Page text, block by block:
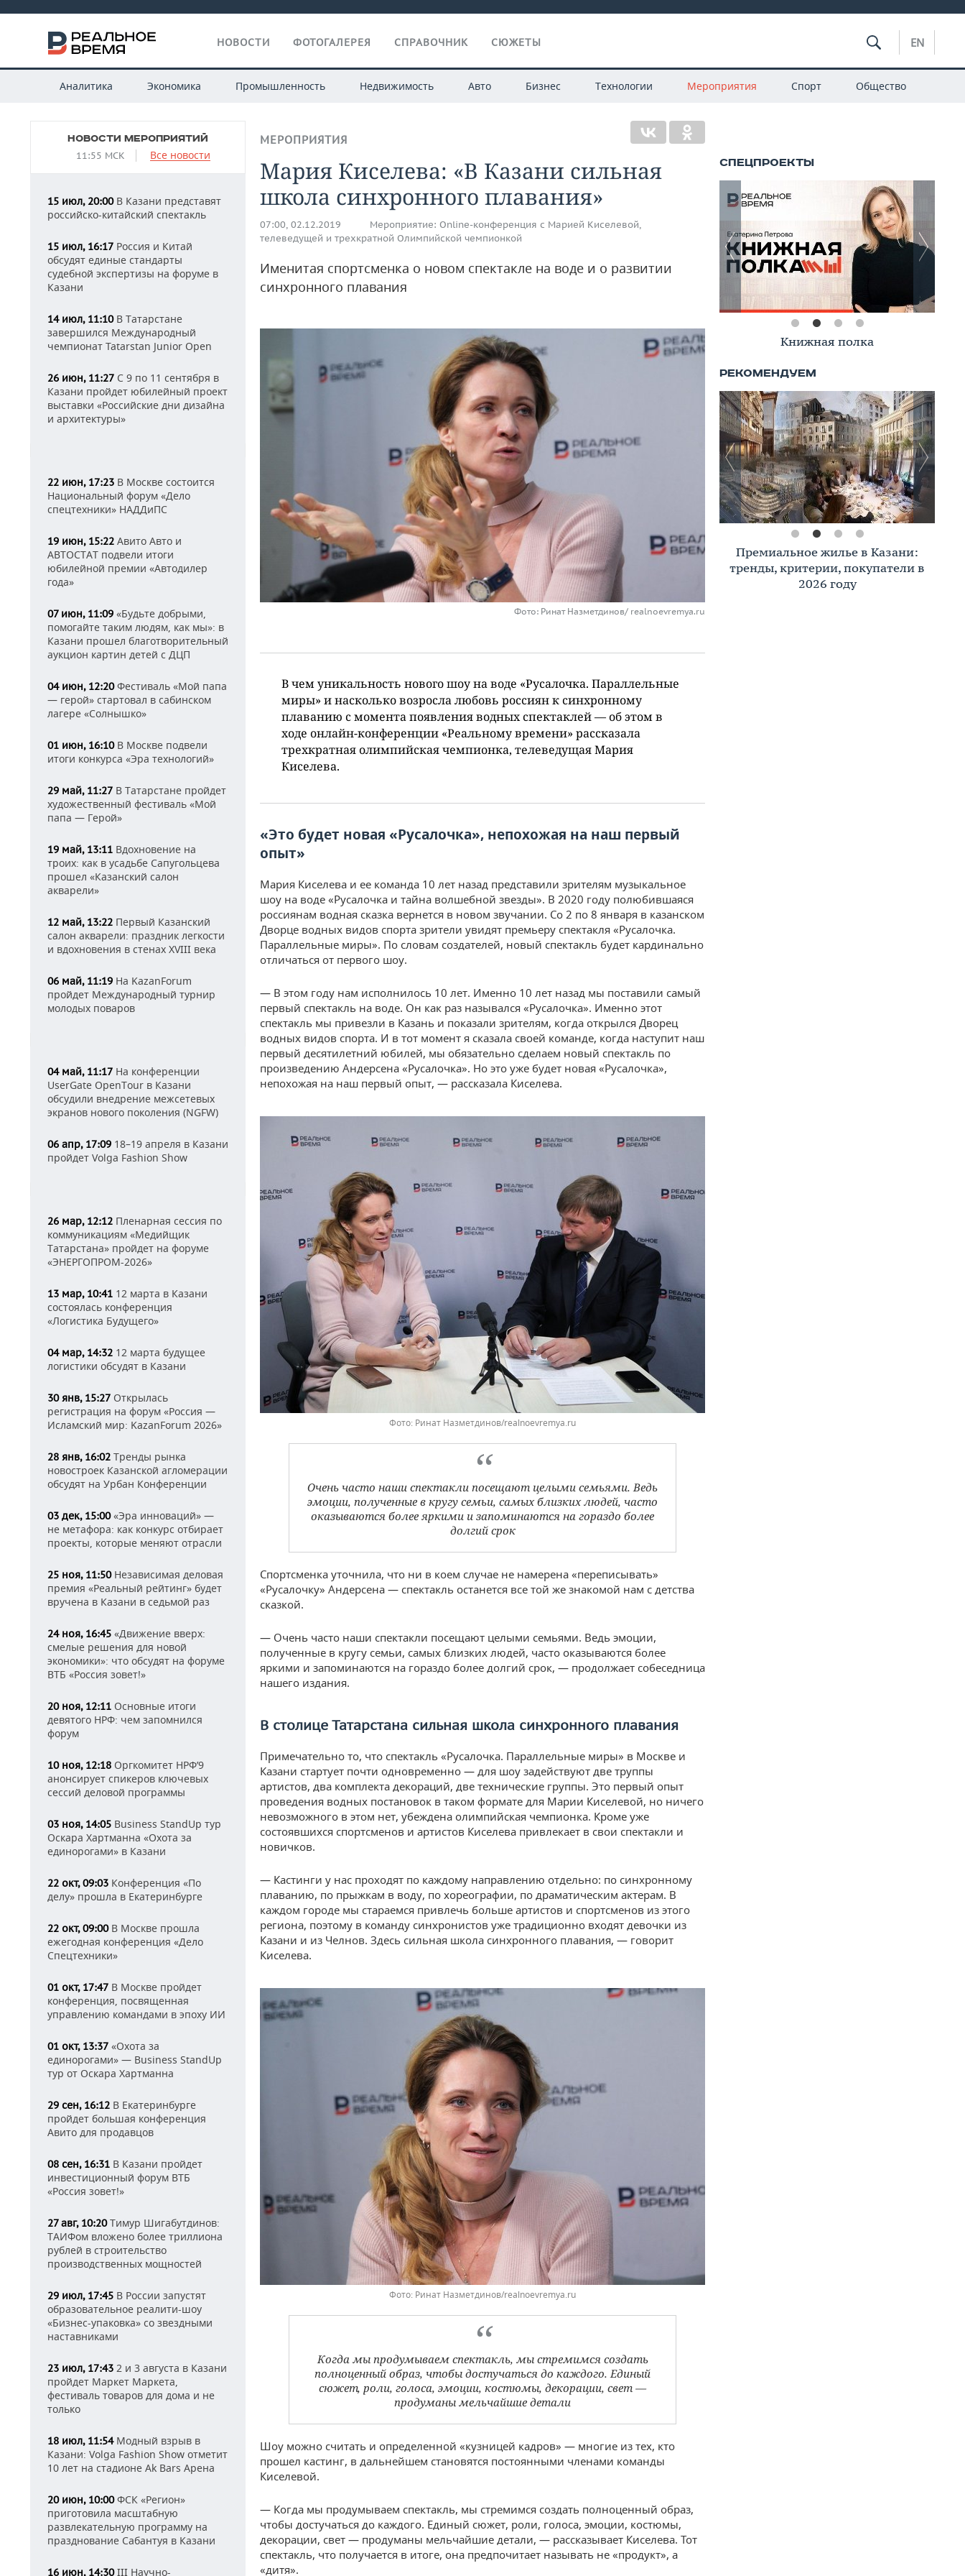
НОВОСТИ ФОТОГАЛЕРЕЯ СПРАВОЧНИК СЮЖЕТЫ EN
Аналитика Экономика Промышленность Недвижимость Авто Бизнес Технологии Мероприятия Спорт Общество
НОВОСТИ МЕРОПРИЯТИЙ
11:55 МСК Все новости
15 июл, 20:00В Казани представят
российско-китайский спектакль
15 июл, 16:17 Россия и Китай
обсудят единые стандарты
судебной экспертизы на форуме в
Казани
14 июл, 11:10В Татарстане
завершился Международный
чемпионат Tatarstan Junior Open
26 июн, 11:27 С 9 по 11 сентября в
Казани пройдет юбилейный проект
выставки «Российские дни дизайна
и архитектуры»
22 июн, 17:23 В Москве состоится
Национальный форум «Дело
спецтехники» НАДДиПС
19 июн, 15:22 Авито Авто и
АВТОСТАТ подвели итоги
юбилейной премии «Автодилер
года»
07 июн, 11:09 «Будьте добрыми,
помогайте таким людям, как мы»: в
Казани прошел благотворительный
аукцион картин детей с ДЦП
04 июн, 12:20Фестиваль «Мой папа
— герой» стартовал в сабинском
лагере «Солнышко»
01 июн, 16:10В Москве подвели
итоги конкурса «Эра технологий»
29 май, 11:27 В Татарстане пройдет
художественный фестиваль «Мой
папа — Герой»
19 май, 13:11 Вдохновение на
троих: как в усадьбе Сапугольцева
прошел «Казанский салон
акварели»
12 май, 13:22 Первый Казанский
салон акварели: праздник легкости
и вдохновения в стенах XVIII века
06 май, 11:19 На KazanForum
пройдет Международный турнир
молодых поваров
04 май, 11:17 На конференции
UserGate OpenTour в Казани
обсудили внедрение межсетевых
экранов нового поколения (NGFW)
06 апр, 17:09 18–19 апреля в Казани
пройдет Volga Fashion Show
26 мар, 12:12 Пленарная сессия по
коммуникациям «Медийщик
Татарстана» пройдет на форуме
«ЭНЕРГОПРОМ-2026»
13 мар, 10:41 12 марта в Казани
состоялась конференция
«Логистика Будущего»
04 мар, 14:32 12 марта будущее
логистики обсудят в Казани
30 янв, 15:27 Открылась
регистрация на форум «Россия —
Исламский мир: KazanForum 2026»
28 янв, 16:02 Тренды рынка
новостроек Казанской агломерации
обсудят на Урбан Конференции
03 дек, 15:00«Эра инноваций» —
не метафора: как конкурс отбирает
проекты, которые меняют отрасли
25 ноя, 11:50Независимая деловая
премия «Реальный рейтинг» будет
вручена в Казани в седьмой раз
24 ноя, 16:45 «Движение вверх:
смелые решения для новой
экономики»: что обсудят на форуме
ВТБ «Россия зовет!»
20 ноя, 12:11 Основные итоги
девятого НРФ: чем запомнился
форум
10 ноя, 12:18 Оргкомитет НРФ’9
анонсирует спикеров ключевых
сессий деловой программы
03 ноя, 14:05 Business StandUp тур
Оскара Хартманна «Охота за
единорогами» в Казани
22 окт, 09:03 Конференция «По
делу» прошла в Екатеринбурге
22 окт, 09:00В Москве прошла
ежегодная конференция «Дело
Спецтехники»
01 окт, 17:47 В Москве пройдет
конференция, посвященная
управлению командами в эпоху ИИ
01 окт, 13:37 «Охота за
единорогами» — Business StandUp
тур от Оскара Хартманна
29 сен, 16:12 В Екатеринбурге
пройдет большая конференция
Авито для продавцов
08 сен, 16:31 В Казани пройдет
инвестиционный форум ВТБ
«Россия зовет!»
27 авг, 10:20Тимур Шигабутдинов:
ТАИФом вложено более триллиона
рублей в строительство
производственных мощностей
29 июл, 17:45 В России запустят
образовательное реалити-шоу
«Бизнес-упаковка» со звездными
наставниками
23 июл, 17:43 2 и 3 августа в Казани
пройдет Маркет Маркета,
фестиваль товаров для дома и не
только
18 июл, 11:54Модный взрыв в
Казани: Volga Fashion Show отметит
10 лет на стадионе Ak Bars Арена
20 июн, 10:00ФСК «Регион»
приготовила масштабную
развлекательную программу на
празднование Сабантуя в Казани
16 июн, 14:30III Научно-
МЕРОПРИЯТИЯ
Мария Киселева: «В Казани сильная
школа синхронного плавания»
07:00, 02.12.2019 Мероприятие: Online-конференция с Марией Киселевой,
телеведущей и трехкратной Олимпийской чемпионкой
Именитая спортсменка о новом спектакле на воде и о развитии
синхронного плавания
Фото: Ринат Назметдинов/ realnoevremya.ru
В чем уникальность нового шоу на воде «Русалочка. Параллельные
миры» и насколько возросла любовь россиян к синхронному
плаванию с момента появления водных спектаклей — об этом в
ходе онлайн-конференции «Реальному времени» рассказала
трехкратная олимпийская чемпионка, телеведущая Мария
Киселева.
«Это будет новая «Русалочка», непохожая на наш первый
опыт»
Мария Киселева и ее команда 10 лет назад представили зрителям музыкальное
шоу на воде «Русалочка и тайна волшебной звезды». В 2020 году полюбившаяся
россиянам водная сказка вернется в новом звучании. Со 2 по 8 января в казанском
Дворце водных видов спорта зрители увидят премьеру спектакля «Русалочка.
Параллельные миры». По словам создателей, новый спектакль будет кардинально
отличаться от первого шоу.
— В этом году нам исполнилось 10 лет. Именно 10 лет назад мы поставили самый
первый спектакль на воде. Он как раз назывался «Русалочка». Именно этот
спектакль мы привезли в Казань и показали зрителям, когда открылся Дворец
водных видов спорта. И в тот момент я сказала своей команде, когда наступит наш
первый десятилетний юбилей, мы обязательно сделаем новый спектакль по
произведению Андерсена «Русалочка». Но это уже будет новая «Русалочка»,
непохожая на наш первый опыт, — рассказала Киселева.
Ринат Назметдинов/realnoevremya.ru
Очень часто наши спектакли посещают целыми семьями. Ведь
эмоции, полученные в кругу семьи, самых близких людей, часто
оказываются более яркими и запоминаются на гораздо более
долгий срок
Спортсменка уточнила, что ни в коем случае не намерена «переписывать»
«Русалочку» Андерсена — спектакль останется все той же знакомой нам с детства
сказкой.
— Очень часто наши спектакли посещают целыми семьями. Ведь эмоции,
полученные в кругу семьи, самых близких людей, часто оказываются более
яркими и запоминаются на гораздо более долгий срок, — продолжает собеседница
нашего издания.
В столице Татарстана сильная школа синхронного плавания
Примечательно то, что спектакль «Русалочка. Параллельные миры» в Москве и
Казани стартует почти одновременно — для шоу задействуют две труппы
артистов, два комплекта декораций, две технические группы. Это первый опыт
проведения водных постановок в таком формате для Марии Киселевой, но ничего
невозможного в этом нет, убеждена олимпийская чемпионка. Кроме уже
состоявшихся спортсменов и артистов Киселева привлекает в свои спектакли и
новичков.
— Кастинги у нас проходят по каждому направлению отдельно: по синхронному
плаванию, по прыжкам в воду, по хореографии, по драматическим актерам. В
каждом городе мы стараемся привлечь больше артистов и спортсменов из этого
региона, поэтому в команду синхронистов уже традиционно входят девочки из
Казани и из Челнов. Здесь сильная школа синхронного плавания, — говорит
Киселева.
Ринат Назметдинов/realnoevremya.ru
Когда мы продумываем спектакль, мы стремимся создать
полноценный образ, чтобы достучаться до каждого. Единый
сюжет, роли, голоса, эмоции, костюмы, декорации, свет —
продуманы мельчайшие детали
Шоу можно считать и определенной «кузницей кадров» — многие из тех, кто
прошел кастинг, в дальнейшем становятся постоянными членами команды
Киселевой.
— Когда мы продумываем спектакль, мы стремимся создать полноценный образ,
чтобы достучаться до каждого. Единый сюжет, роли, голоса, эмоции, костюмы,
декорации, свет — продуманы мельчайшие детали, — рассказывает Киселева. Тот
спектакль, что получается в итоге, она предпочитает называть не «продукт», а
«дитя».
Книжная полка
Премиальное жилье в Казани:
тренды, критерии, покупатели в
2026 году